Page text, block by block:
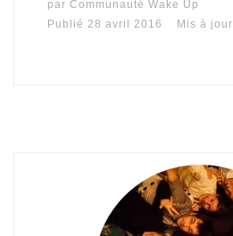
par Communauté Wake Up
Publié 28 avril 2016 Mis à jour